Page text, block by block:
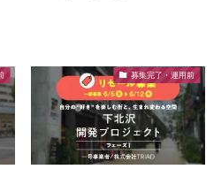
募集完了・運用前